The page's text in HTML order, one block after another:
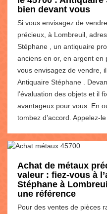
bien devant vous
Si vous envisagez de
précieux, à Lombreuil,
Stéphane , un antiquaire
anciens en or, en argent en
vous envisagez de vendre,
Antiquaire Stéphane .
l’évaluation des objets et il
avantageux pour vous. En
tombez d’accord. Appelez-
Achat de métaux
valeur : fiez-vous à
Stéphane à
une référence
Pour des ventes de pièces